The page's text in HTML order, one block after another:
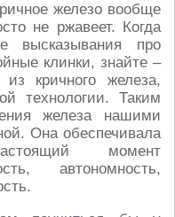
железо вообще
не ржавеет. Когда
высказывания про
клинки, знайте –
кричного железа,
технологии. Таким
железа нашими
Она обеспечивала
момент
автономность,